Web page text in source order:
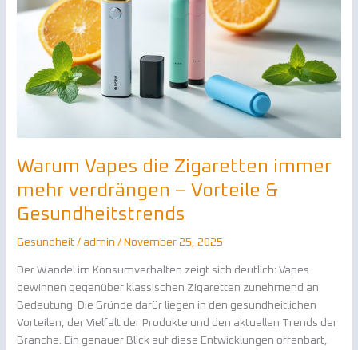
Warum Vapes die Zigaretten immer
mehr verdrängen – Vorteile &
Gesundheitstrends
Gesundheit / admin/ November 25, 2025
Der Wandel im Konsumverhalten zeigt sich deutlich: Vapes
gewinnen gegenüber klassischen Zigaretten zunehmend an
Bedeutung. Die Gründe dafür liegen in den gesundheitlichen
Vorteilen, der Vielfalt der Produkte und den aktuellen Trends der
Branche. Ein genauer Blick auf diese Entwicklungen offenbart,
mehr
verdrängen
Vorteile
Gesundheitstrends